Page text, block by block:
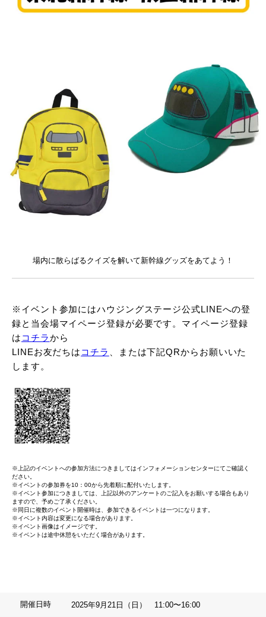
場内に散らばるクイズを解いて新幹線グッズをあてよう！
※イベント参加にはハウジングステージ公式LINEへの登
録と当会場マイページ登録が必要です。マイページ登録
は コチラから
LINEお友だちは コチラ
、または下記QRからお願いいた
します。
※上記のイベントへの参加方法につきましてはインフォメーションセンターにてご確認く
ださい。
※イベントの参加券を10：00から先着順に配付いたします。
※イベント参加につきましては、上記以外のアンケートのご記入をお願いする場合もあり
ますので、予めご了承ください。
※同日に複数のイベント開催時は、参加できるイベントは一つになります。
※イベント内容は変更になる場合があります。
※イベント画像はイメージです。
※イベントは途中休憩をいただく場合があります。
開催日時 2025年9月21日（日） 11:00〜16:00